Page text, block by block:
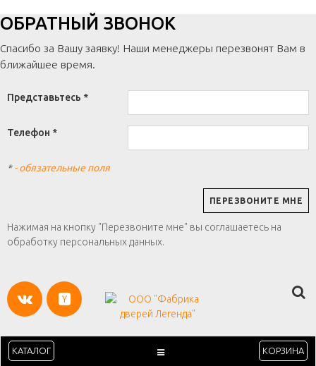
ОБРАТНЫЙ ЗВОНОК
Спасибо за Вашу заявку! Наши менеджеры перезвонят Вам в
ближайшее время.
Представьтесь *
Телефон *
*- обязательные поля
Нажимая на кнопку "Перезвоните мне" вы соглашаетесь на
обработку персональных данных.
КАТАЛОГ КОРЗИНА